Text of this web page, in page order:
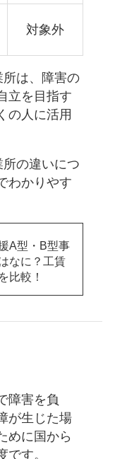
対象外
は、障害の
立を目指す
の人に活用
の違いにつ
わかりやす
A型・B型事
なに？工賃
比較！
障害を負
が生じた場
めに国から
す。